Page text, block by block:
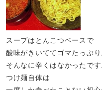
スープはとんこつベースで
酸味がきいててゴマたっぷり
そんなに辛くはなかったです
つけ麺自体は